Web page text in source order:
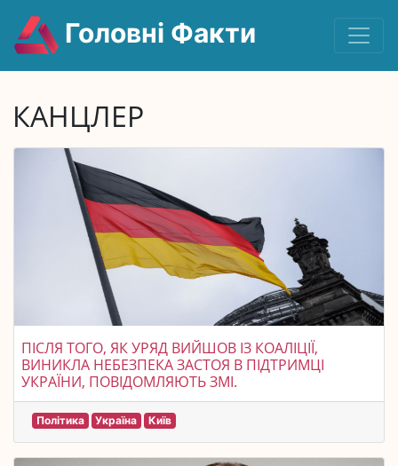
Головні Факти
КАНЦЛЕР
ПІСЛЯ ТОГО, ЯК УРЯД ВИЙШОВ ІЗ КОАЛІЦІЇ,
ВИНИКЛА НЕБЕЗПЕКА ЗАСТОЯ В ПІДТРИМЦІ
УКРАЇНИ, ПОВІДОМЛЯЮТЬ ЗМІ.
Політика Україна Київ